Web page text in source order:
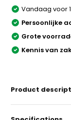
Vandaag voor
Persoonlijke
Grote
Kennis van
Product